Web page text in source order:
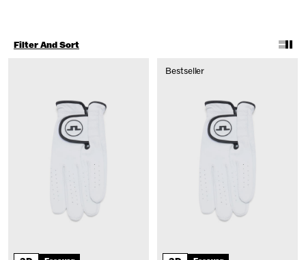
Filter And Sort
Bestseller